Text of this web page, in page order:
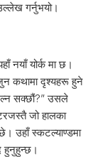
गर्नुभयो।
नयाँ योर्क मा छ।
जुन कथामा दृश्यहरू हुने
सक्छौं?” उसले
जो हालका
उहाँ स्कटल्याण्डमा
हुनुहुन्छ।